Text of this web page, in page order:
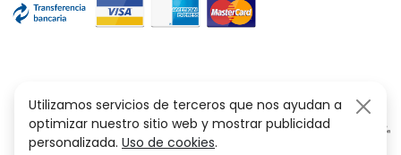
Utilizamos servicios de terceros que nos ayudan a
optimizar nuestro sitio web y mostrar publicidad
personalizada. Uso de cookies.